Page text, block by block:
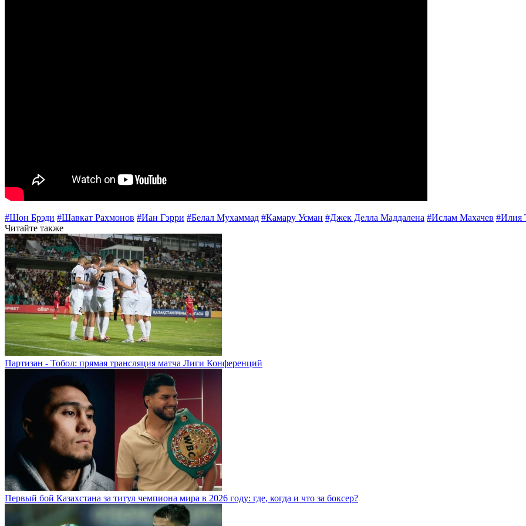
#Шон Брэди #Шавкат Рахмонов #Иан Гэрри #Белал Мухаммад #Камару Усман #Джек Делла Маддалена #Ислам Махачев #Илия
Читайте также
Партизан - Тобол: прямая трансляция матча Лиги Конференций
Первый бой Казахстана за титул чемпиона мира в 2026 году: где, когда и что за боксер?